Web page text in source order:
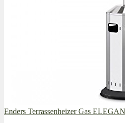
Enders Terrassenheizer Gas